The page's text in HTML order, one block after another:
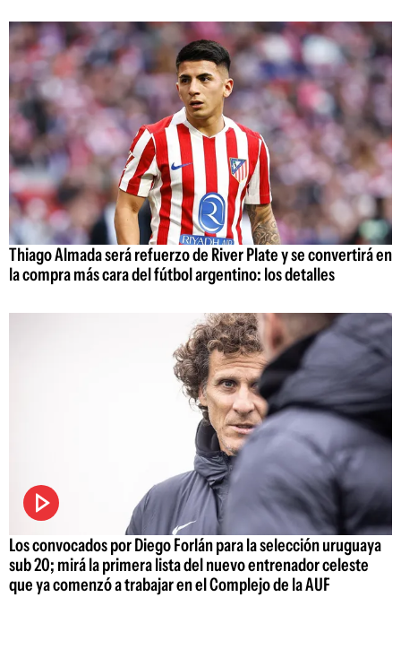
Thiago Almada será refuerzo de River Plate y se convertirá en
la compra más cara del fútbol argentino: los detalles
Los convocados por Diego Forlán para la selección uruguaya
sub 20; mirá la primera lista del nuevo entrenador celeste
que ya comenzó a trabajar en el Complejo de la AUF